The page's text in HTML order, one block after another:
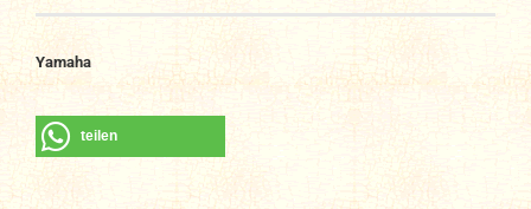
Yamaha
teilen